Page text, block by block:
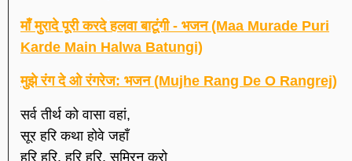
माँ मुरादे पूरी करदे हलवा बाटूंगी - भजन (Maa Murade Puri
Karde Main Halwa Batungi)
मुझे रंग दे ओ रंगरेज: भजन (Mujhe Rang De O Rangrej)
सर्व तीर्थ को वासा वहां,
सूर हरि कथा होवे जहाँ
हरि हरि, हरि हरि, सुमिरन करो